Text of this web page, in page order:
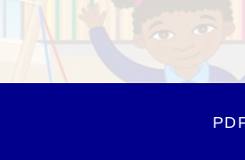
/ Federation
/ Prospectus
Cynllun Datblygu Ysgol School
Development Plan
Calendr / Calendar
Dysgu o